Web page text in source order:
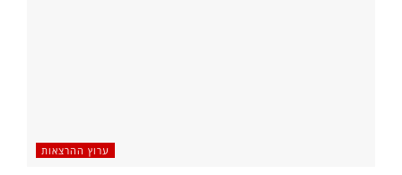
ערוץ ההרצאות